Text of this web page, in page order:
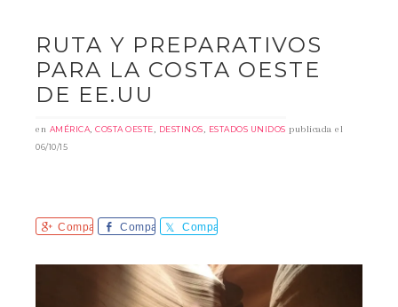
RUTA Y PREPARATIVOS
PARA LA COSTA OESTE
DE EE.UU
en AMÉRICA, COSTA OESTE, DESTINOS, ESTADOS UNIDOS publicada el
06/10/15
Comparte Comparte Comparte